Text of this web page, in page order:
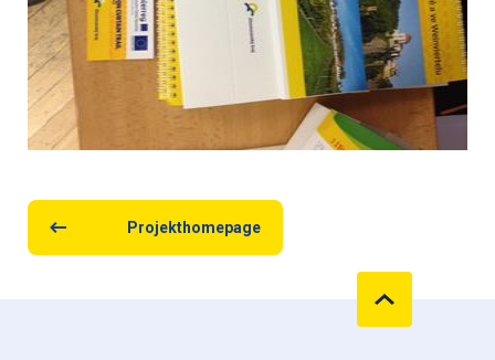
Projekthomepage